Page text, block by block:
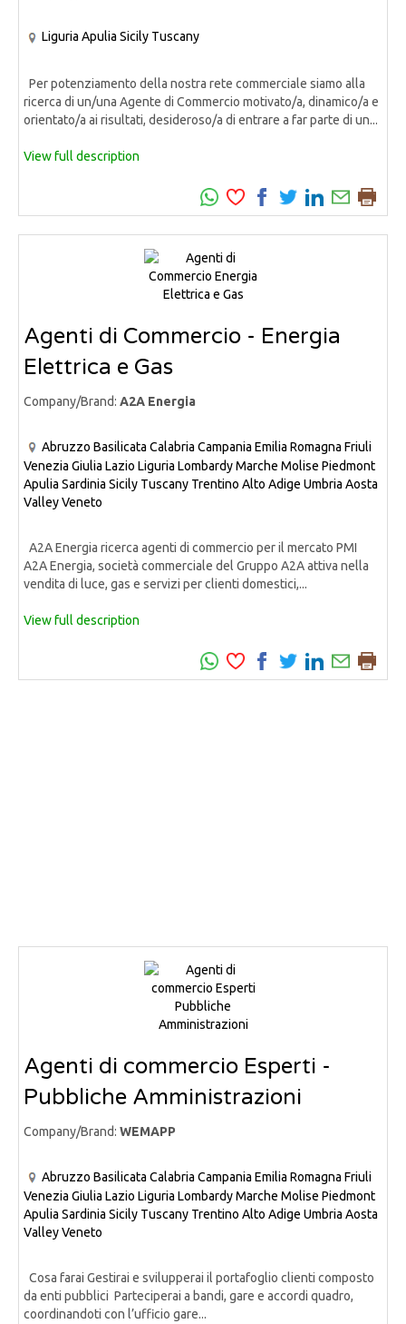
Liguria Apulia Sicily Tuscany
Per potenziamento della nostra rete commerciale siamo alla
ricerca di un/una Agente di Commercio motivato/a, dinamico/a e
orientato/a ai risultati, desideroso/a di entrare a far parte di un...
View full description
Agenti di Commercio - Energia
Elettrica e Gas
Company/Brand: A2A Energia
Abruzzo Basilicata Calabria Campania Emilia Romagna Friuli
Venezia Giulia Lazio Liguria LombardyMarche Molise Piedmont
Apulia Sardinia Sicily Tuscany Trentino Alto Adige Umbria Aosta
ValleyVeneto
A2A Energia ricerca agenti di commercio per il mercato PMI
A2A Energia, società commerciale del Gruppo A2A attiva nella
vendita di luce, gas e servizi per clienti domestici,...
View full description
Agenti di commercio Esperti -
Pubbliche Amministrazioni
Company/Brand: WEMAPP
Abruzzo Basilicata Calabria Campania Emilia Romagna Friuli
Venezia Giulia Lazio Liguria LombardyMarche Molise Piedmont
Apulia Sardinia Sicily Tuscany Trentino Alto Adige Umbria Aosta
ValleyVeneto
Cosa farai Gestirai e svilupperai il portafoglio clienti composto
da enti pubblici Parteciperai a bandi, gare e accordi quadro,
coordinandoti con l’ufficio gare...